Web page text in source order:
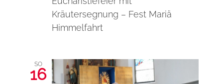
Kräutersegnung – Fest Mariä
Himmelfahrt
SO
16